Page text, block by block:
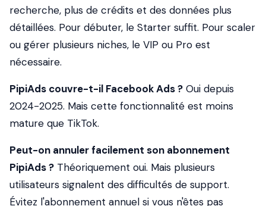
recherche, plus de crédits et des données plus
détaillées. Pour débuter, le Starter suffit. Pour scaler
ou gérer plusieurs niches, le VIP ou Pro est
nécessaire.
PipiAds couvre-t-il Facebook Ads ? Oui depuis
2024-2025. Mais cette fonctionnalité est moins
mature que TikTok.
Peut-on annuler facilement son abonnement
PipiAds ? Théoriquement oui. Mais plusieurs
utilisateurs signalent des difficultés de support.
Évitez l'abonnement annuel si vous n'êtes pas